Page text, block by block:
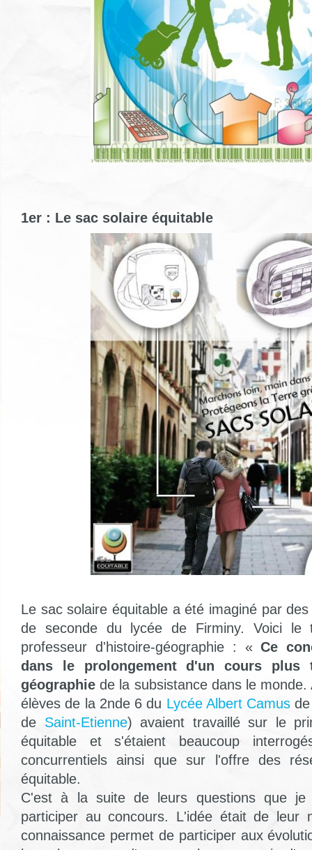
1er : Le sac solaire équitable
Le sac solaire équitable a été imaginé par
de seconde du lycée de Firminy. Voici le
professeur d'histoire-géographie : «Ce
dans le prolongement d'un cours plus
géographie de la subsistance dans le
élèves de la 2nde 6 du Lycée Albert Camus
de Saint-Etienne) avaient travaillé sur le
équitable et s'étaient beaucoup
concurrentiels ainsi que sur l'offre des
équitable.
C'est à la suite de leurs questions que
participer au concours. L'idée était de leur
connaissance permet de participer aux